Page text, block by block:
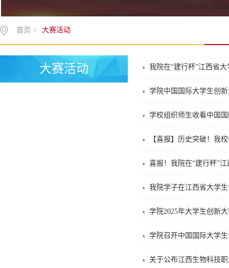
首页 > 大赛活动
大赛活动 我院在“建行杯”江西省
学院中国国际大学生创
学校组织师生收看中国
【喜报】历史突破！我
喜报！我院在“建行杯”
我院学子在江西省大学
学院2025年大学生创新
学院召开中国国际大学
关于公布江西生物科技